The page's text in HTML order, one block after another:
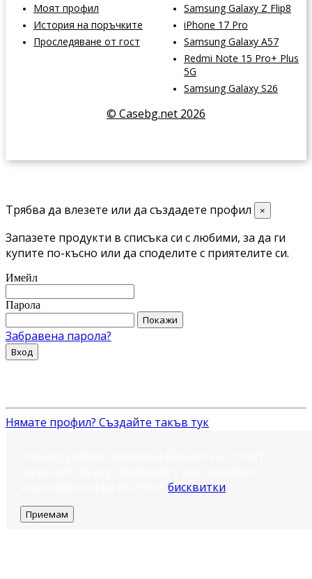
Моят профил
История на поръчките
Проследяване от гост
Samsung Galaxy Z Flip8
iPhone 17 Pro
Samsung Galaxy A57
Redmi Note 15 Pro+ Plus
5G
Samsung Galaxy S26
© Casebg.net 2026
Трябва да влезете или да създадете профил ×
Запазете продукти в списъка си с любими, за да ги
купите по-късно или да споделите с приятелите си.
Имейл
Парола
Покажи
Забравена парола?
Вход
Нямате профил? Създайте такъв тук
бисквитки
Приемам